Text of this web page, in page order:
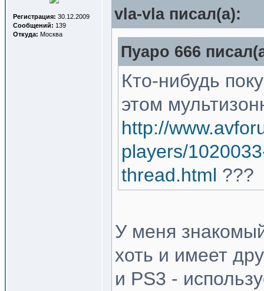
Регистрация: 30.12.2009
Сообщений: 139
Откуда: Москва
vla-vla писал(a):
Пуаро 666
Кто-нибудь
этом
http://
players/
thread.html ???
У меня
хоть и имеет
и PS3 -